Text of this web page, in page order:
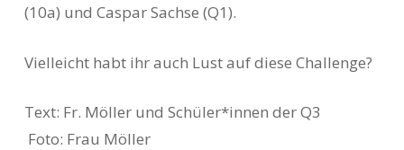
(10a) und Caspar Sachse (Q1).
Vielleicht habt ihr auch Lust auf diese Challenge?
Text: Fr. Möller und Schüler*innen der Q3
Foto: Frau Möller